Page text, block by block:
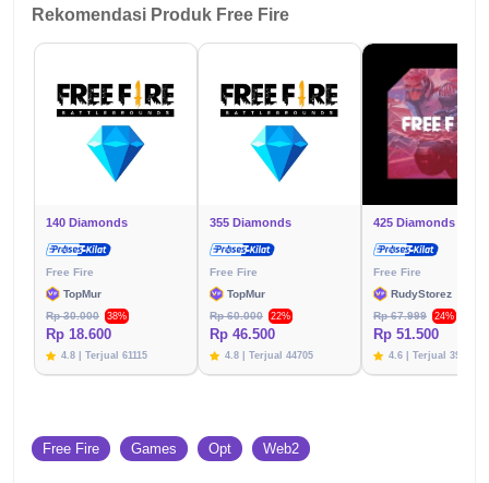
Rekomendasi Produk Free Fire
140 Diamonds
Free Fire
TopMur
Rp 30.000
38%
Rp 18.600
4.8 | Terjual 61115
355 Diamonds
Free Fire
TopMur
Rp 60.000
22%
Rp 46.500
4.8 | Terjual 44705
425 Diamonds
Free Fire
RudyStorez
Rp 67.999
24%
Rp 51.500
4.6 | Terjual 39782
Free Fire Games Opt Web2